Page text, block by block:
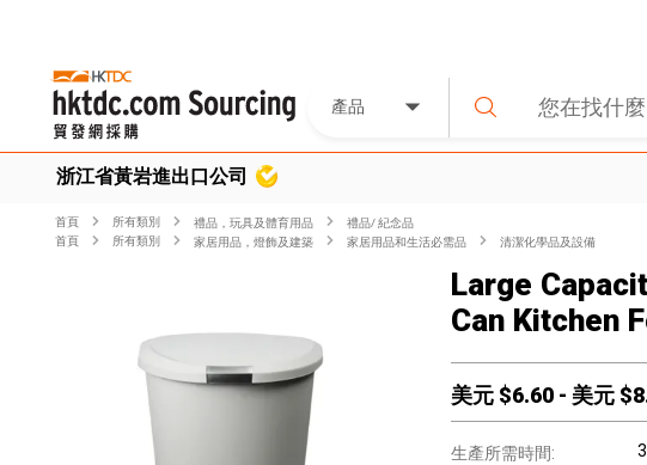
產品
浙江省黃岩進出口公司
首頁 所有類別 禮品，玩具及體育用品
禮品/ 紀念品
首頁
所有類別 家居用品，燈飾及建築 家居用品和生活必需品 清潔化學品及設備
Large
Can Kitchen
美元 $6.60 - 美元 $
生產所需時間: